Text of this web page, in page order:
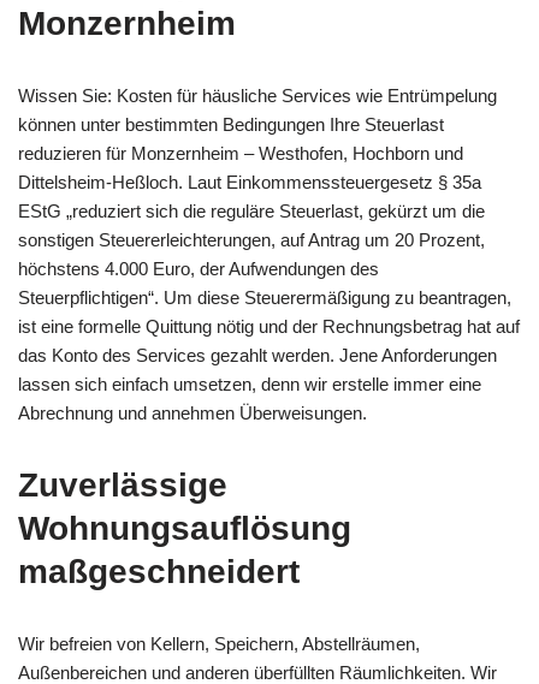
Monzernheim
Wissen Sie: Kosten für häusliche Services wie Entrümpelung
können unter bestimmten Bedingungen Ihre Steuerlast
reduzieren für Monzernheim – Westhofen, Hochborn und
Dittelsheim-Heßloch. Laut Einkommenssteuergesetz § 35a
EStG „reduziert sich die reguläre Steuerlast, gekürzt um die
sonstigen Steuererleichterungen, auf Antrag um 20 Prozent,
höchstens 4.000 Euro, der Aufwendungen des
Steuerpflichtigen“. Um diese Steuerermäßigung zu beantragen,
ist eine formelle Quittung nötig und der Rechnungsbetrag hat auf
das Konto des Services gezahlt werden. Jene Anforderungen
lassen sich einfach umsetzen, denn wir erstelle immer eine
Abrechnung und annehmen Überweisungen.
Zuverlässige
Wohnungsauflösung
maßgeschneidert
Wir befreien von Kellern, Speichern, Abstellräumen,
Außenbereichen und anderen überfüllten Räumlichkeiten. Wir